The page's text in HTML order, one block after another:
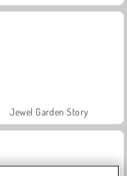
Jewel Garden Story